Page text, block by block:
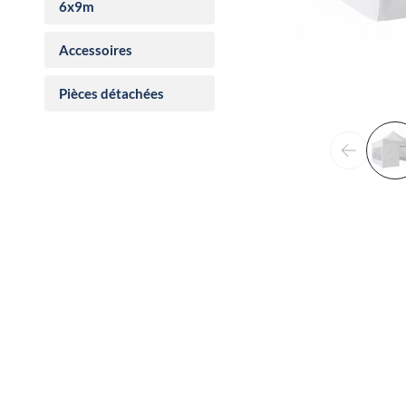
6x9m
Accessoires
Pièces détachées
Précédent